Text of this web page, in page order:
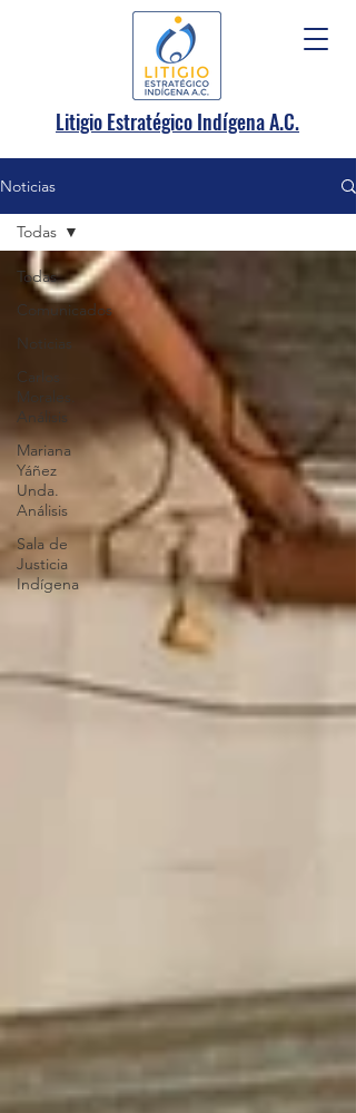
Litigio Estratégico Indígena A.C.
Noticias
Todas
Comunicados
Noticias
Carlos
Morales.
Análisis
Mariana
Yáñez
Unda.
Análisis
Sala de
Justicia
Indígena
Todas